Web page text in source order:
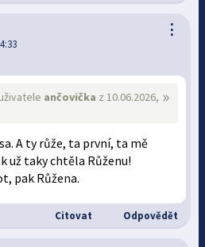
⋮
»
ančovička z 10.06.2026,
A ty růže, ta první, ta mě
už taky chtěla Růženu!
pak Růžena.
Citovat Odpovědět